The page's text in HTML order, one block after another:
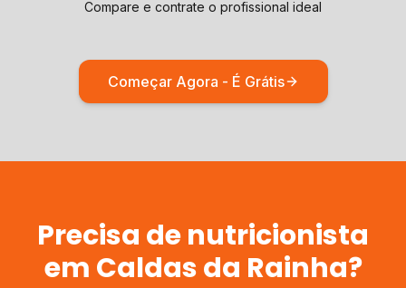
Compare e contrate o profissional ideal
Começar Agora - É Grátis
Precisa denutricionista
em Caldas da Rainha?